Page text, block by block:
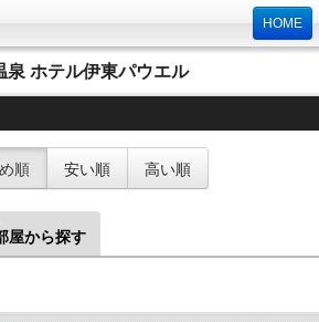
HOME
泉 ホテル伊東パウエル
順 安い順 高い順
屋から探す